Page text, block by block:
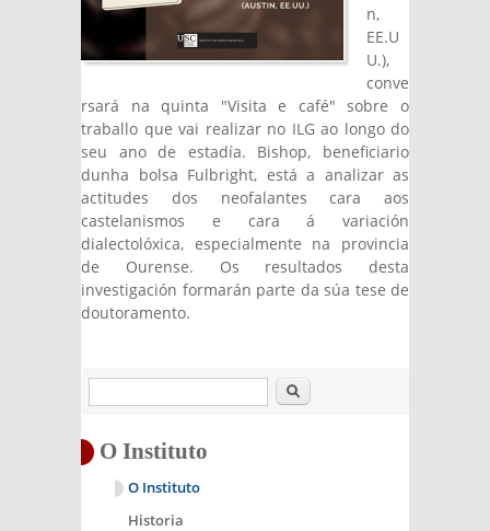
n,
EE.U
U.),
conve
rsará na quinta "Visita e café" sobre o
traballo que vai realizar no ILG ao longo do
seu ano de estadía. Bishop, beneficiario
dunha bolsa Fulbright, está a analizar as
actitudes dos neofalantes cara aos
castelanismos e cara á variación
dialectolóxica, especialmente na provincia
de Ourense. Os resultados desta
investigación formarán parte da súa tese de
doutoramento.
Buscar
O Instituto
O Instituto
Historia